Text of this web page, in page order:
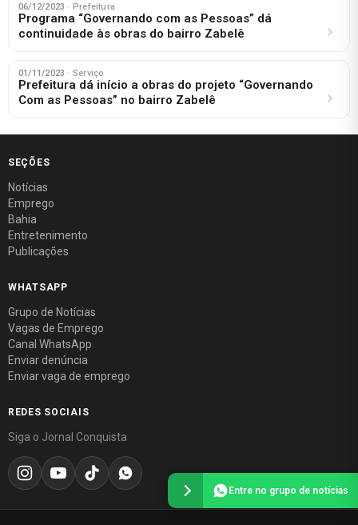
06/12/2023 · Prefeitura
Programa “Governando com as Pessoas” dá
continuidade às obras do bairro Zabelê
01/11/2023 · Serviço
Prefeitura dá início a obras do projeto “Governando
Com as Pessoas” no bairro Zabelê
SEÇÕES
Notícias
Emprego
Bahia
Entretenimento
Publicações
WHATSAPP
Grupo de Notícias
Vagas de Emprego
Canal WhatsApp
Enviar denúncia
Enviar vaga de emprego
REDES SOCIAIS
Siga o Jornal Conquista
Entre no grupo de notícias